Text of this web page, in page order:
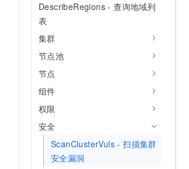
DescribeRegions - 查询地域列
表
集群
节点池
节点
组件
权限
安全
ScanClusterVuls - 扫描集群
安全漏洞